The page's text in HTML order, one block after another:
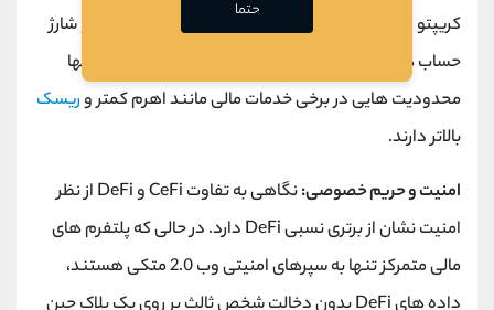
کریپتو را نیز ارائه می‌دهند. در این پلتفرم‌ ها امکان ثبت و شارژ
حساب ‌ها با ارزهای فیات نیز بیشتر است. از جنبه منفی، آنها
محدودیت هایی در برخی خدمات مالی مانند اهرم کمتر وریسک
بالاتر دارند.
امنیت و حریم خصوصی:
نگاهی به تفاوت CeFi و DeFi از نظر
امنیت نشان از برتری نسبی DeFi دارد. در حالی که پلتفرم‌ های
مالی متمرکز تنها به سپرهای امنیتی وب 2.0 متکی هستند،
حتما